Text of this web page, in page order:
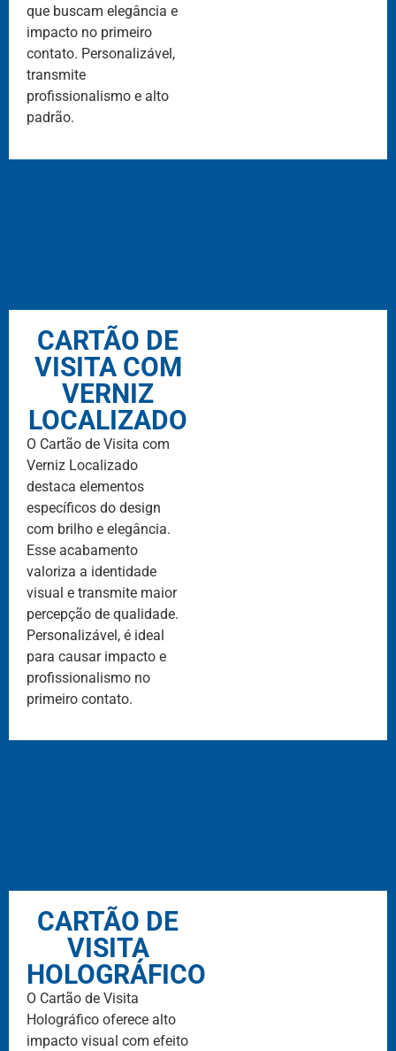
que buscam elegância e
impacto no primeiro
contato. Personalizável,
transmite
profissionalismo e alto
padrão.
CARTÃO DE
VISITA COM
VERNIZ
LOCALIZADO
O Cartão de Visita com
Verniz Localizado
destaca elementos
específicos do design
com brilho e elegância.
Esse acabamento
valoriza a identidade
visual e transmite maior
percepção de qualidade.
Personalizável, é ideal
para causar impacto e
profissionalismo no
primeiro contato.
CARTÃO DE
VISITA
HOLOGRÁFICO
O Cartão de Visita
Holográfico oferece alto
impacto visual com efeito